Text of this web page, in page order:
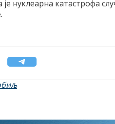
је нуклеарна катастрофа